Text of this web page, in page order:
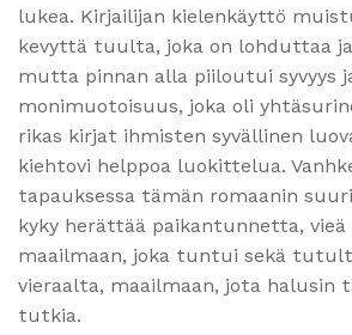
lukea. Kirjailijan kielenkäyttö
kevyttä tuulta, joka on lohduttaa
mutta pinnan alla piiloutui syvyys
monimuotoisuus, joka oli
rikas kirjat ihmisten syvällinen
kiehtovi helppoa luokittelua.
tapauksessa tämän romaanin
kyky herättää paikantunnetta,
maailmaan, joka tuntui sekä
vieraalta, maailmaan, jota halusin
tutkia.